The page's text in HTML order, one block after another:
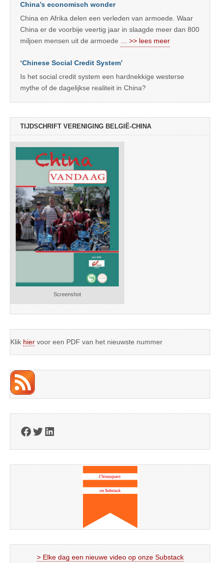
China’s economisch wonder
China en Afrika delen een verleden van armoede. Waar
China er de voorbije veertig jaar in slaagde meer dan 800
miljoen mensen uit de armoede
… >> lees meer
‘Chinese Social Credit System’
Is het social credit system een hardnekkige westerse
mythe of de dagelijkse realiteit in China?
TIJDSCHRIFT VERENIGING BELGIË-CHINA
Screenshot
Klik hier voor een PDF van het nieuwste nummer
Facebook
Twitter
LinkedIn
> Elke dag een nieuwe video op onze Substack